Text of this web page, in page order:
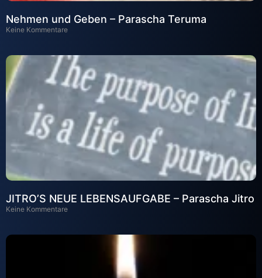
Nehmen und Geben – Parascha Teruma
Keine Kommentare
JITRO’S NEUE LEBENSAUFGABE – Parascha Jitro
Keine Kommentare